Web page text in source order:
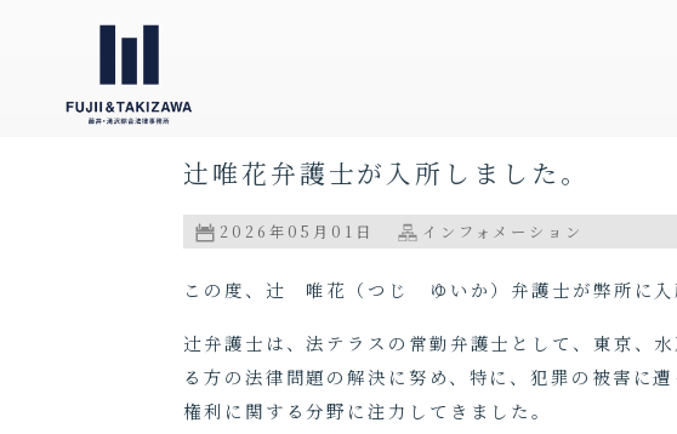
辻󠄀唯花弁護士が入所しました。
2026年05月01日 インフォメーション
この度、辻󠄀 唯花（つじ ゆいか）弁護士が弊所に入
辻󠄀弁護士は、法テラスの常勤弁護士として、東京、
る方の法律問題の解決に努め、特に、犯罪の被害に
権利に関する分野に注力してきました。